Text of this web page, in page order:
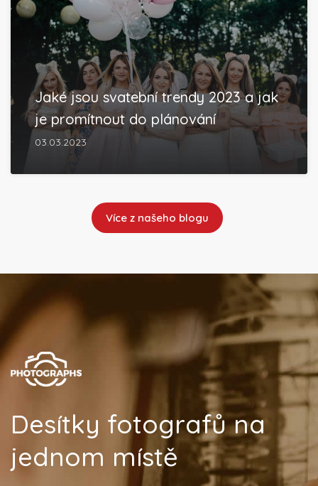
Jaké jsou svatební trendy 2023 a jak
je promítnout do plánování
03.03.2023
Více z našeho blogu
Desítky fotografů na
jednom místě